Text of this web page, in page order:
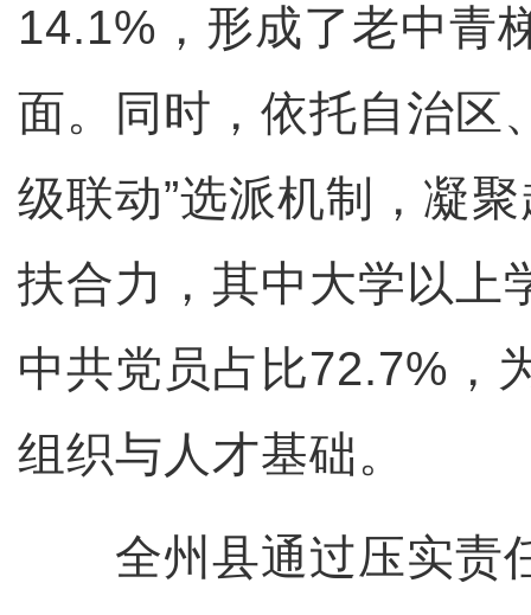
14.1%，形成了老中青
面。同时，依托自治区
级联动”选派机制，凝
扶合力，其中大学以上
中共党员占比72.7%，
组织与人才基础。
全州县通过压实责